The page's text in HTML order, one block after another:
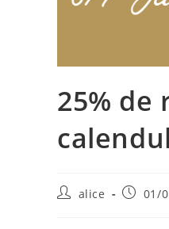
25% de
Auteur/autrice
alice 01/